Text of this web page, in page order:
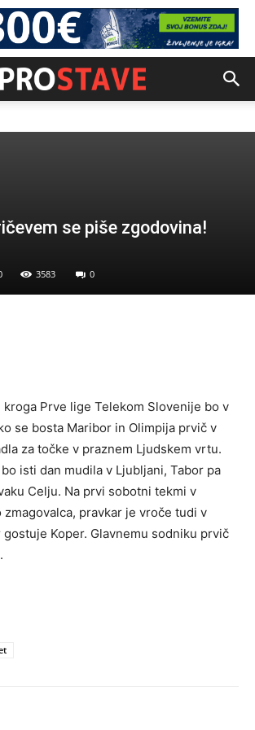
se piše zgodovina!
3583 0
kroga Prve lige Telekom Slovenije bo v
se bosta Maribor in Olimpija prvič v
za točke v praznem Ljudskem vrtu.
isti dan mudila v Ljubljani, Tabor pa
Celju. Na prvi sobotni tekmi v
zmagovalca, pravkar je vroče tudi v
Koper. Glavnemu sodniku prvič